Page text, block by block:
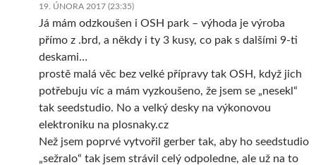
19. ÚNORA 2017 (23:35)
Já mám odzkoušen i OSH park – výhoda je výroba
přímo z .brd, a někdy i ty 3 kusy, co pak s dalšími 9-ti
deskami…
prostě malá věc bez velké přípravy tak OSH, když jich
potřebuju víc a mám vyzkoušeno, že jsem se „nesekl“
tak seedstudio. No a velký desky na výkonovou
elektroniku na plosnaky.cz
Než jsem poprvé vytvořil gerber tak, aby ho seedstudio
„sežralo“ tak jsem strávil celý odpoledne, ale už na to